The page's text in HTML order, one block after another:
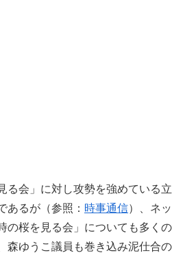
る会」に対し攻勢を強めている立
あるが（参照： 時事通信）、ネッ
の桜を見る会」についても多くの
森ゆうこ議員も巻き込み泥仕合の